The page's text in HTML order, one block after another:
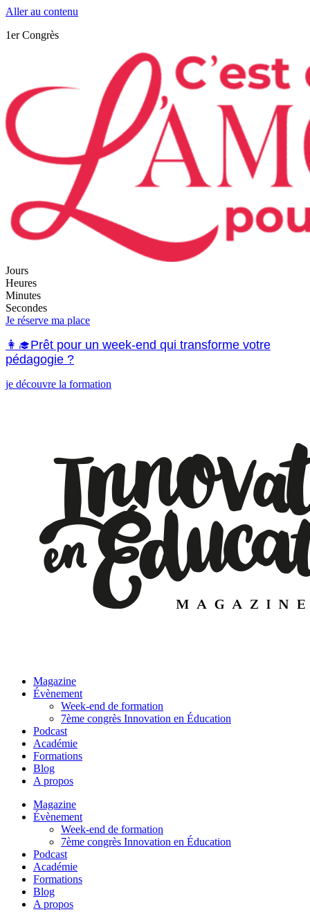
Aller au contenu
1er Congrès
Jours
Heures
Minutes
Secondes
Je réserve ma place
👩‍🎓Prêt pour un week-end qui transforme votre
pédagogie ?
je découvre la formation
Magazine
Évènement
Week-end de formation
7ème congrès Innovation en Éducation
Podcast
Académie
Formations
Blog
A propos
Magazine
Évènement
Week-end de formation
7ème congrès Innovation en Éducation
Podcast
Académie
Formations
Blog
A propos